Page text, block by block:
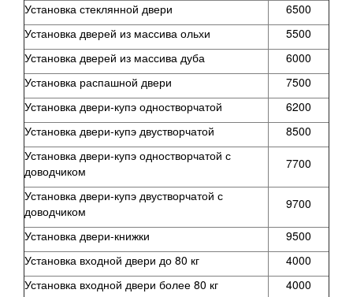
Установка стеклянной двери
6500
Установка дверей из массива ольхи
5500
Установка дверей из массива дуба
6000
Установка распашной двери
7500
Установка двери-купэ одностворчатой
6200
Установка двери-купэ двустворчатой
8500
Установка двери-купэ одностворчатой с
доводчиком
7700
Установка двери-купэ двустворчатой с
доводчиком
9700
Установка двери-книжки
9500
Установка входной двери до 80 кг
4000
Установка входной двери более 80 кг
4000